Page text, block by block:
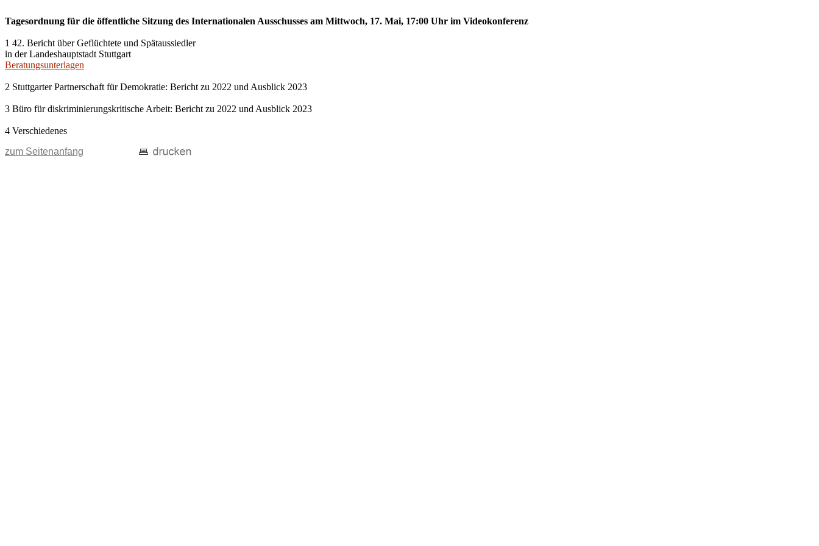
Tagesordnung für die öffentliche Sitzung des Internationalen Ausschusses am Mittwoch, 17. Mai, 17:00 Uhr im Videokonferenz
1 42. Bericht über Geflüchtete und Spätaussiedler
in der Landeshauptstadt Stuttgart
Beratungsunterlagen
2 Stuttgarter Partnerschaft für Demokratie: Bericht zu 2022 und Ausblick 2023
3 Büro für diskriminierungskritische Arbeit: Bericht zu 2022 und Ausblick 2023
4 Verschiedenes
zum Seitenanfang